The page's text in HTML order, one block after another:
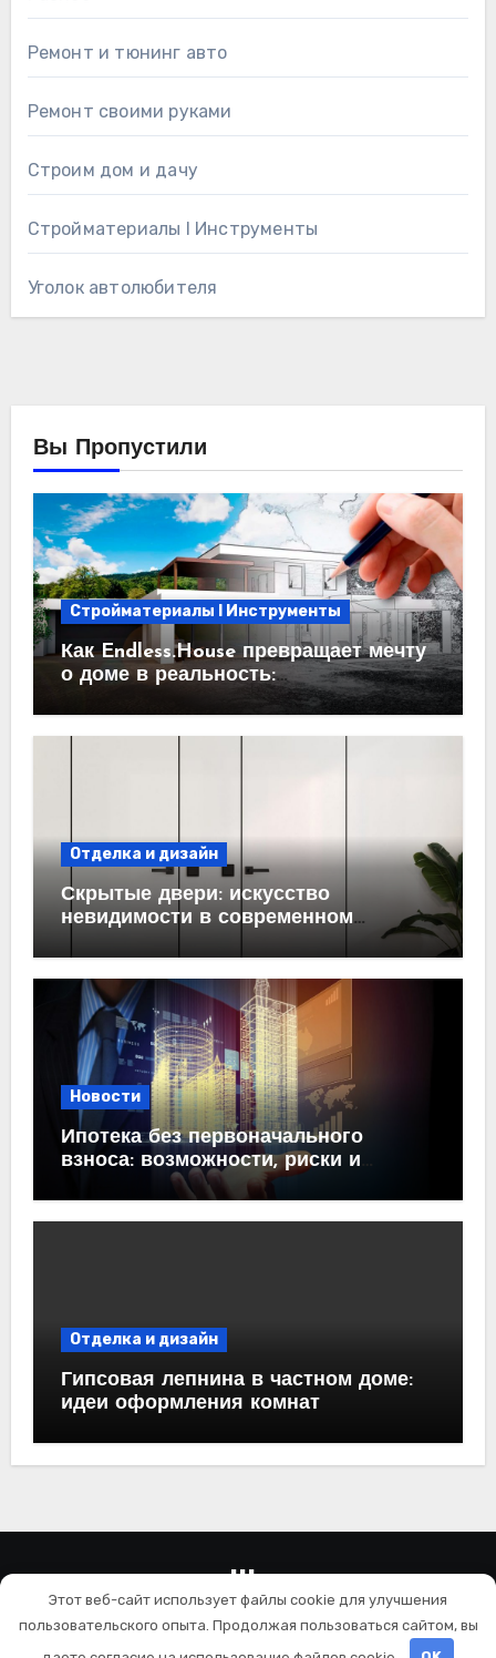
Ремонт и тюнинг авто
Ремонт своими руками
Строим дом и дачу
Стройматериалы l Инструменты
Уголок автолюбителя
Вы Пропустили
Стройматериалы l Инструменты
Как Endless.House превращает мечту
о доме в реальность:
проектирование под ключ
Отделка и дизайн
Скрытые двери: искусство
невидимости в современном
Новости
Ипотека без первоначального
взноса: возможности, риски и
практические рекомендации<
Отделка и дизайн
Гипсовая лепнина в частном доме:
идеи оформления комнат
wallls.ru
Ремонт и отделка
Этот веб-сайт использует файлы cookie для улучшения
пользовательского опыта. Продолжая пользоваться сайтом, вы